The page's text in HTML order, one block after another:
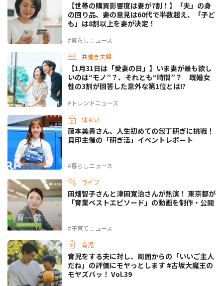
#暮らしニュース
【世帯の購買影響度は妻が7割！】「夫」の身
の回り品、妻の意見は60代で半数超え、「子ど
も」は8割以上を妻が決定！
共働き夫婦
#トレンドニュース
【1月31日は「愛妻の日」】いま妻が最も欲し
いのは“モノ”？、それとも“時間”？ 既婚女
性の3割が回答した意外な第1位とは!?
住まい
#暮らしニュース
藤本美貴さん、人生初めての包丁研ぎに挑戦！
貝印主催の「研ぎ活」イベントレポート
ライフ
#子育てニュース
田畑智子さんと津田寛治さんが熱演！ 東京都が
「育業ベストエピソード」の動画を制作・公開
育児
育児をする夫に対し、周囲からの「いいご主人
だね」の評価にモヤっとします #古坂大魔王の
モヤズバッ！ Vol.39